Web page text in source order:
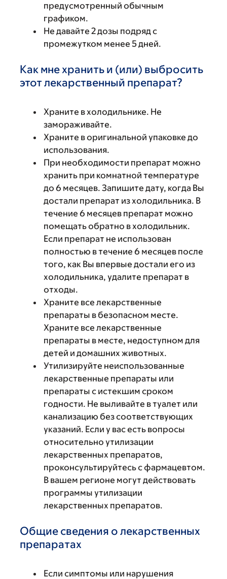
предусмотренный обычным
графиком.
Не давайте 2 дозы подряд с
промежутком менее 5 дней.
Как мне хранить и (или) выбросить
этот лекарственный препарат?
Храните в холодильнике. Не
замораживайте.
Храните в оригинальной упаковке до
использования.
При необходимости препарат можно
хранить при комнатной температуре
до 6 месяцев. Запишите дату, когда Вы
достали препарат из холодильника. В
течение 6 месяцев препарат можно
помещать обратно в холодильник.
Если препарат не использован
полностью в течение 6 месяцев после
того, как Вы впервые достали его из
холодильника, удалите препарат в
отходы.
Храните все лекарственные
препараты в безопасном месте.
Храните все лекарственные
препараты в месте, недоступном для
детей и домашних животных.
Утилизируйте неиспользованные
лекарственные препараты или
препараты с истекшим сроком
годности. Не выливайте в туалет или
канализацию без соответствующих
указаний. Если у вас есть вопросы
относительно утилизации
лекарственных препаратов,
проконсультируйтесь с фармацевтом.
В вашем регионе могут действовать
программы утилизации
лекарственных препаратов.
Общие сведения о лекарственных
препаратах
Если симптомы или нарушения